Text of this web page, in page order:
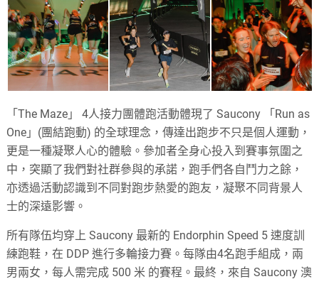
「The Maze」 4人接力團體跑活動體現了 Saucony 「Run as
One」(團結跑動) 的全球理念，傳達出跑步不只是個人運動，
更是一種凝聚人心的體驗。參加者全身心投入到賽事氛圍之
中，突顯了我們對社群參與的承諾，跑手們各自鬥力之餘，
亦透過活動認識到不同對跑步熱愛的跑友，凝聚不同背景人
士的深遠影響。
所有隊伍均穿上 Saucony 最新的 Endorphin Speed 5 速度訓
練跑鞋，在 DDP 進行多輪接力賽。每隊由4名跑手組成，兩
男兩女，每人需完成 500 米 的賽程。最終，來自 Saucony 澳